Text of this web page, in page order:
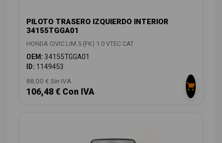
PILOTO TRASERO IZQUIERDO INTERIOR
34155TGGA01
HONDA CIVIC LIM.5 (FK) 1.0 VTEC CAT
OEM: 34155TGGA01
ID: 1149453
88,00 € Sin IVA
106,48 € Con IVA